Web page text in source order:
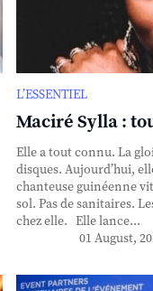
L’ESSENTIEL
Maciré Sylla :
Elle a tout connu. La
disques. Aujourd’hui,
chanteuse guinéenne
sol. Pas de sanitaires.
chez elle. Elle lance...
01 August,